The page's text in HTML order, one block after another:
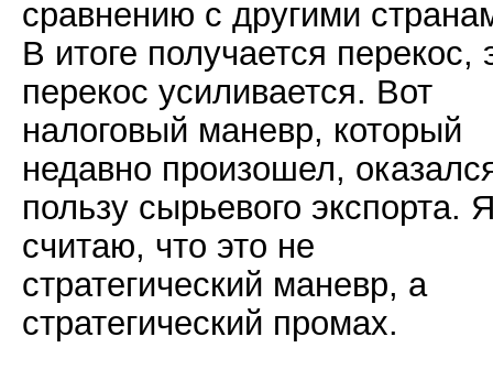
сравнению с другими
В итоге получается перекос,
перекос усиливается. Вот
налоговый маневр, который
недавно произошел,
пользу сырьевого экспорта.
считаю, что это не
стратегический маневр, а
стратегический промах.